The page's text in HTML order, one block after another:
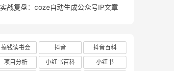
实战复盘：coze自动生成公众号IP文章
搞钱读书会 抖音
抖音百科
项目分析
小红书百科
小红书